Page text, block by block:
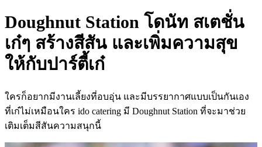
Doughnut Station โดนัท สเตชั่น
เก๋ๆ สร้างสีสัน และเพิ่มความสุข
ให้กับปาร์ตี้เก๋
ใครก็อยากมีงานเลี้ยงที่อบอุ่น และมีบรรยากาศแบบเป็นกันเอง
ที่เก๋ไม่เหมือนใคร ido catering มี Doughnut Station ที่จะมาช่วย
เติมเต็มสีสันความสนุกนี้